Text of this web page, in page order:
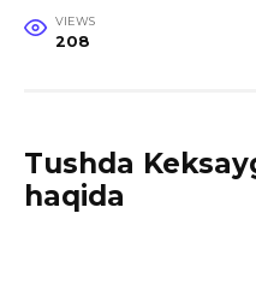
VIEWS
208
Tushda
haqida